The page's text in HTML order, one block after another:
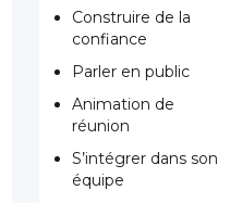
Construire de la
confiance
Parler en public
Animation de
réunion
S’intégrer dans son
équipe